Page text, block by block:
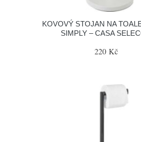
KOVOVÝ STOJAN NA
SIMPLY – CASA
220 Kč